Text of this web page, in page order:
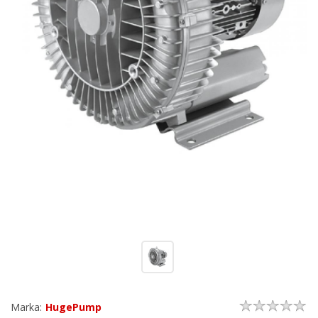
Marka: HugePump